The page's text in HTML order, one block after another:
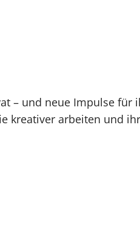
– und neue Impulse für
kreativer arbeiten und